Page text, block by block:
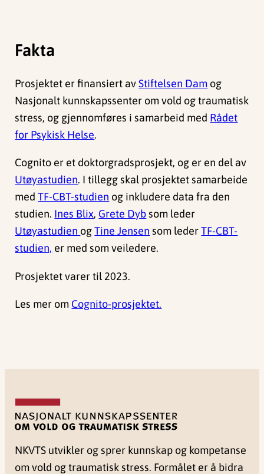
Fakta
Prosjektet er finansiert avStiftelsen Dam og
Nasjonalt kunnskapssenter om vold og traumatisk
stress, og gjennomføres i samarbeid med Rådet
for Psykisk Helse.
Cognito er et doktorgradsprosjekt, og er en del av
Utøyastudien. I tillegg skal prosjektet samarbeide
medTF-CBT-studien og inkludere data fra den
studien. Ines Blix, Grete Dybsom leder
Utøyastudien ogTine Jensen som lederTF-CBT-
studien, er med som veiledere.
Prosjektet varer til 2023.
Les mer om Cognito-prosjektet.
NKVTS utvikler og sprer kunnskap og kompetanse
om vold og traumatisk stress. Formålet er å bidra